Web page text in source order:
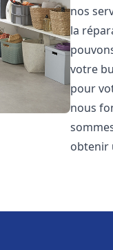
nos
la
votre
pour
nous
obtenir